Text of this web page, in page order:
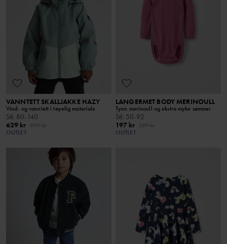
VANNTETT SKALLJAKKE HAZY
Vind- og vanntett i tøyelig materiale
Stl: 80-140
629 kr
OUTLET
LANGERMET BODY MERINOULL
Tynn merinoull og ekstra myke sømmer
Stl: 50-92
197 kr
OUTLET